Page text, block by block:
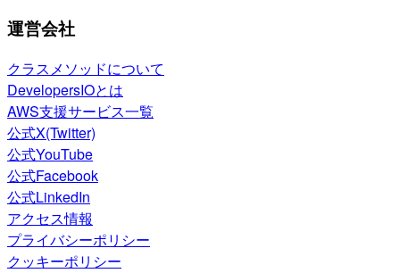
運営会社
クラスメソッドについて
DevelopersIOとは
AWS支援サービス一覧
公式X(Twitter)
公式YouTube
公式Facebook
公式LinkedIn
アクセス情報
プライバシーポリシー
クッキーポリシー